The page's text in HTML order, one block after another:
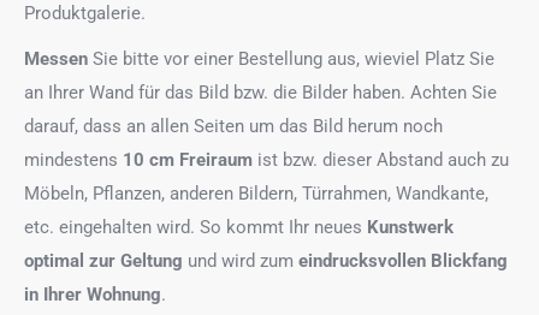
Produktgalerie.
Messen Sie bitte vor einer Bestellung aus, wieviel Platz Sie
an Ihrer Wand für das Bild bzw. die Bilder haben. Achten Sie
darauf, dass an allen Seiten um das Bild herum noch
mindestens 10 cm Freiraum ist bzw. dieser Abstand auch zu
Möbeln, Pflanzen, anderen Bildern, Türrahmen, Wandkante,
etc. eingehalten wird. So kommt Ihr neues Kunstwerk
optimal zur Geltung und wird zum eindrucksvollen Blickfang
in Ihrer Wohnung.